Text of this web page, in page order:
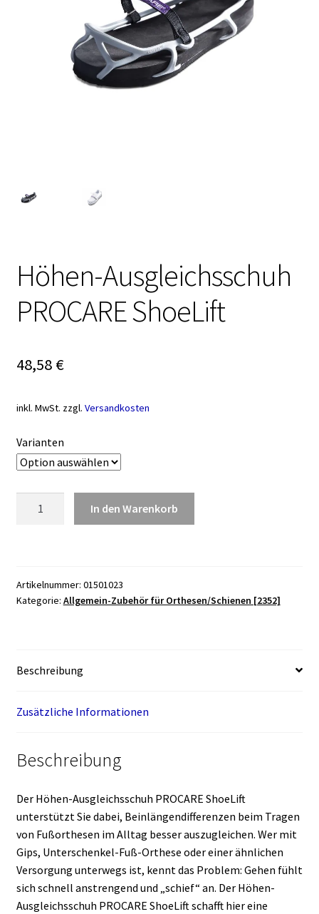
Höhen-Ausgleichsschuh
PROCARE ShoeLift
48,58 €
inkl. MwSt. zzgl. Versandkosten
Varianten
In den Warenkorb
Artikelnummer: 01501023
Kategorie: Allgemein-Zubehör für Orthesen/Schienen [2352]
Beschreibung
Zusätzliche Informationen
Beschreibung
Der Höhen-Ausgleichsschuh PROCARE ShoeLift
unterstützt Sie dabei, Beinlängendifferenzen beim Tragen
von Fußorthesen im Alltag besser auszugleichen. Wer mit
Gips, Unterschenkel-Fuß-Orthese oder einer ähnlichen
Versorgung unterwegs ist, kennt das Problem: Gehen fühlt
sich schnell anstrengend und „schief“ an. Der Höhen-
Ausgleichsschuh PROCARE ShoeLift schafft hier eine